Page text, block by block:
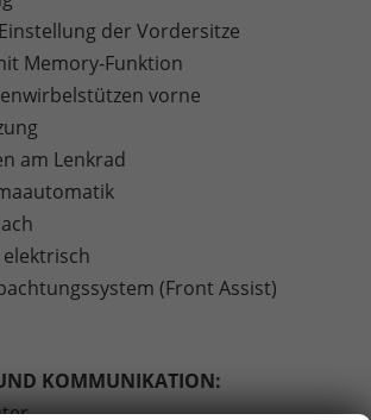
der Vordersitze
Memory-Funktion
vorne
am Lenkrad
(Front Assist)
KOMMUNIKATION: